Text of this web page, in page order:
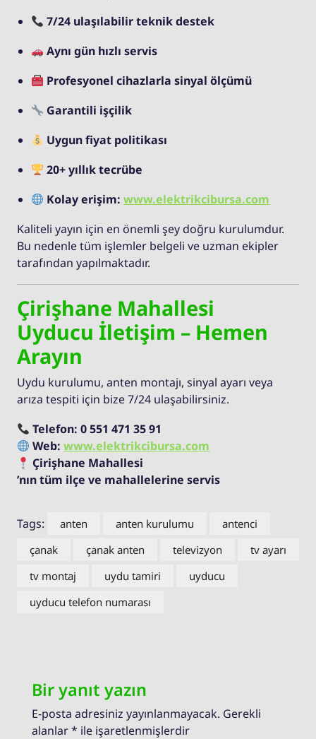
7/24 ulaşılabilir teknik destek
Aynı gün hızlı servis
Profesyonel cihazlarla sinyal ölçümü
Garantili işçilik
Uygun fiyat politikası
20+ yıllık tecrübe
Kolay erişim:www.elektrikcibursa.com
Kaliteli yayın için en önemli şey doğru kurulumdur.
Bu nedenle tüm işlemler belgeli ve uzman ekipler
tarafından yapılmaktadır.
Çirişhane Mahallesi
Uyducu İletişim – Hemen
Arayın
Uydu kurulumu, anten montajı, sinyal ayarı veya
arıza tespiti için bize 7/24 ulaşabilirsiniz.
Telefon: 0 551 471 35 91
Web: www.elektrikcibursa.com
Çirişhane Mahallesi
’nın tüm ilçe ve mahallelerine servis
Tags: anten anten kurulumu
antenci
çanak
çanak anten televizyon
tv ayarı
tv montaj
uydu tamiri
uyducu
uyducu telefon numarası
Bir yanıt yazın
E-posta adresiniz yayınlanmayacak. Gerekli
alanlar* ile işaretlenmişlerdir